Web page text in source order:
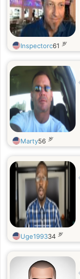
Inspectorc61 岁
Marty56 岁
Uge199334 岁